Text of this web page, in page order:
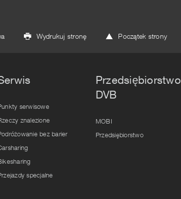
Wydrukuj stronę Początek strony
serwisowe
znalezione
bez barier
specjalne
Przedsiębiorstwo
DVB
MOBI
Przedsiębiorstwo